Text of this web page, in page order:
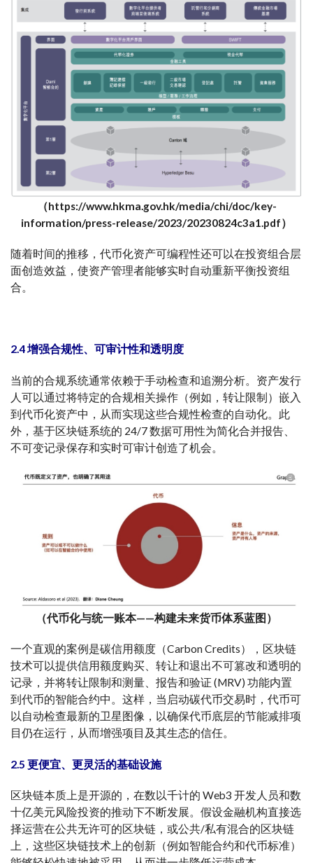
（https://www.hkma.gov.hk/media/chi/doc/key-
information/press-release/2023/20230824c3a1.pdf）
随着时间的推移，代币化资产可编程性还可以在投资组合层
面创造效益，使资产管理者能够实时自动重新平衡投资组
合。
2.4 增强合规性、可审计性和透明度
当前的合规系统通常依赖于手动检查和追溯分析。资产发行
人可以通过将特定的合规相关操作（例如，转让限制）嵌入
到代币化资产中，从而实现这些合规性检查的自动化。此
外，基于区块链系统的 24/7 数据可用性为简化合并报告、
不可变记录保存和实时可审计创造了机会。
（代币化与统一账本——构建未来货币体系蓝图）
一个直观的案例是碳信用额度（Carbon Credits），区块链
技术可以提供信用额度购买、转让和退出不可篡改和透明的
记录，并将转让限制和测量、报告和验证 (MRV) 功能内置
到代币的智能合约中。这样，当启动碳代币交易时，代币可
以自动检查最新的卫星图像，以确保代币底层的节能减排项
目仍在运行，从而增强项目及其生态的信任。
2.5 更便宜、更灵活的基础设施
区块链本质上是开源的，在数以千计的 Web3 开发人员和数
十亿美元风险投资的推动下不断发展。假设金融机构直接选
择运营在公共无许可的区块链，或公共/私有混合的区块链
上，这些区块链技术上的创新（例如智能合约和代币标准）